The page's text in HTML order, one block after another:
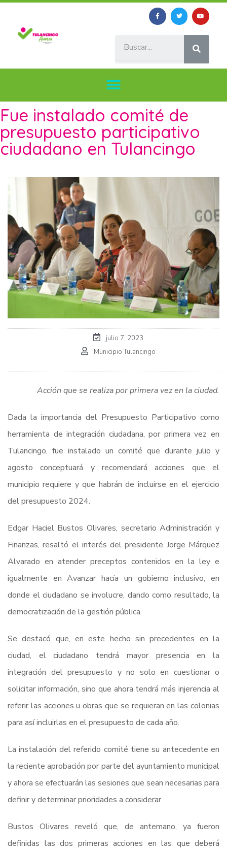
Fue instalado comité de
presupuesto participativo
ciudadano en Tulancingo
julio 7, 2023
Municipio Tulancingo
Acción que se realiza por primera vez en la ciudad.
Dada la importancia del Presupuesto Participativo como
herramienta de integración ciudadana, por primera vez en
Tulancingo, fue instalado un comité que durante julio y
agosto conceptuará y recomendará acciones que el
municipio requiere y que habrán de incluirse en el ejercicio
del presupuesto 2024.
Edgar Haciel Bustos Olivares, secretario Administración y
Finanzas, resaltó el interés del presidente Jorge Márquez
Alvarado en atender preceptos contenidos en la ley e
igualmente en Avanzar hacía un gobierno inclusivo, en
donde el ciudadano se involucre, dando como resultado, la
democratización de la gestión pública.
Se destacó que, en este hecho sin precedentes en la
ciudad, el ciudadano tendrá mayor presencia en la
integración del presupuesto y no solo en cuestionar o
solicitar información, sino que ahora tendrá más injerencia al
referir las acciones u obras que se requieran en las colonias
para así incluirlas en el presupuesto de cada año.
La instalación del referido comité tiene su antecedente en
la reciente aprobación por parte del ayuntamiento municipal
y ahora se efectuarán las sesiones que sean necesarias para
definir y determinar prioridades a considerar.
Bustos Olivares reveló que, de antemano, ya fueron
definidas las dos primeras acciones en las que deberá